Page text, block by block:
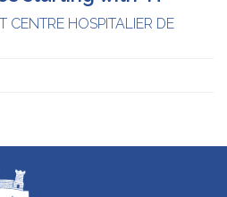
CENTRE HOSPITALIER DE